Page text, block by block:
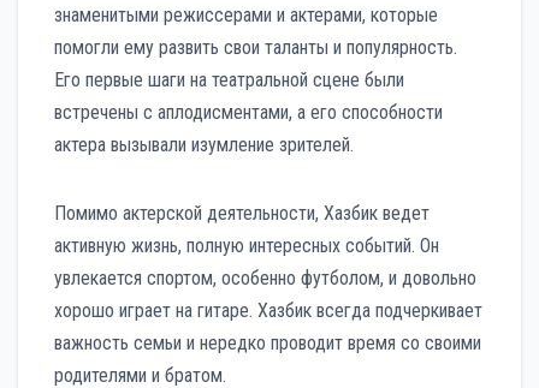
знаменитыми режиссерами и актерами, которые
помогли ему развить свои таланты и популярность.
Его первые шаги на театральной сцене были
встречены с аплодисментами, а его способности
актера вызывали изумление зрителей.
Помимо актерской деятельности, Хазбик ведет
активную жизнь, полную интересных событий. Он
увлекается спортом, особенно футболом, и довольно
хорошо играет на гитаре. Хазбик всегда подчеркивает
важность семьи и нередко проводит время со своими
родителями и братом.